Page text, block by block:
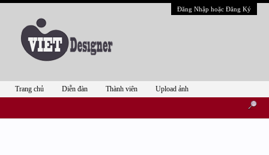
Đăng Nhập hoặc Đăng Ký
Trang chủ Diễn đàn Thành viên Upload ảnh